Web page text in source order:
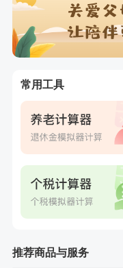
4分钟前
肖**
6分钟前
林**
刚刚
常用工具
推荐商品与服务